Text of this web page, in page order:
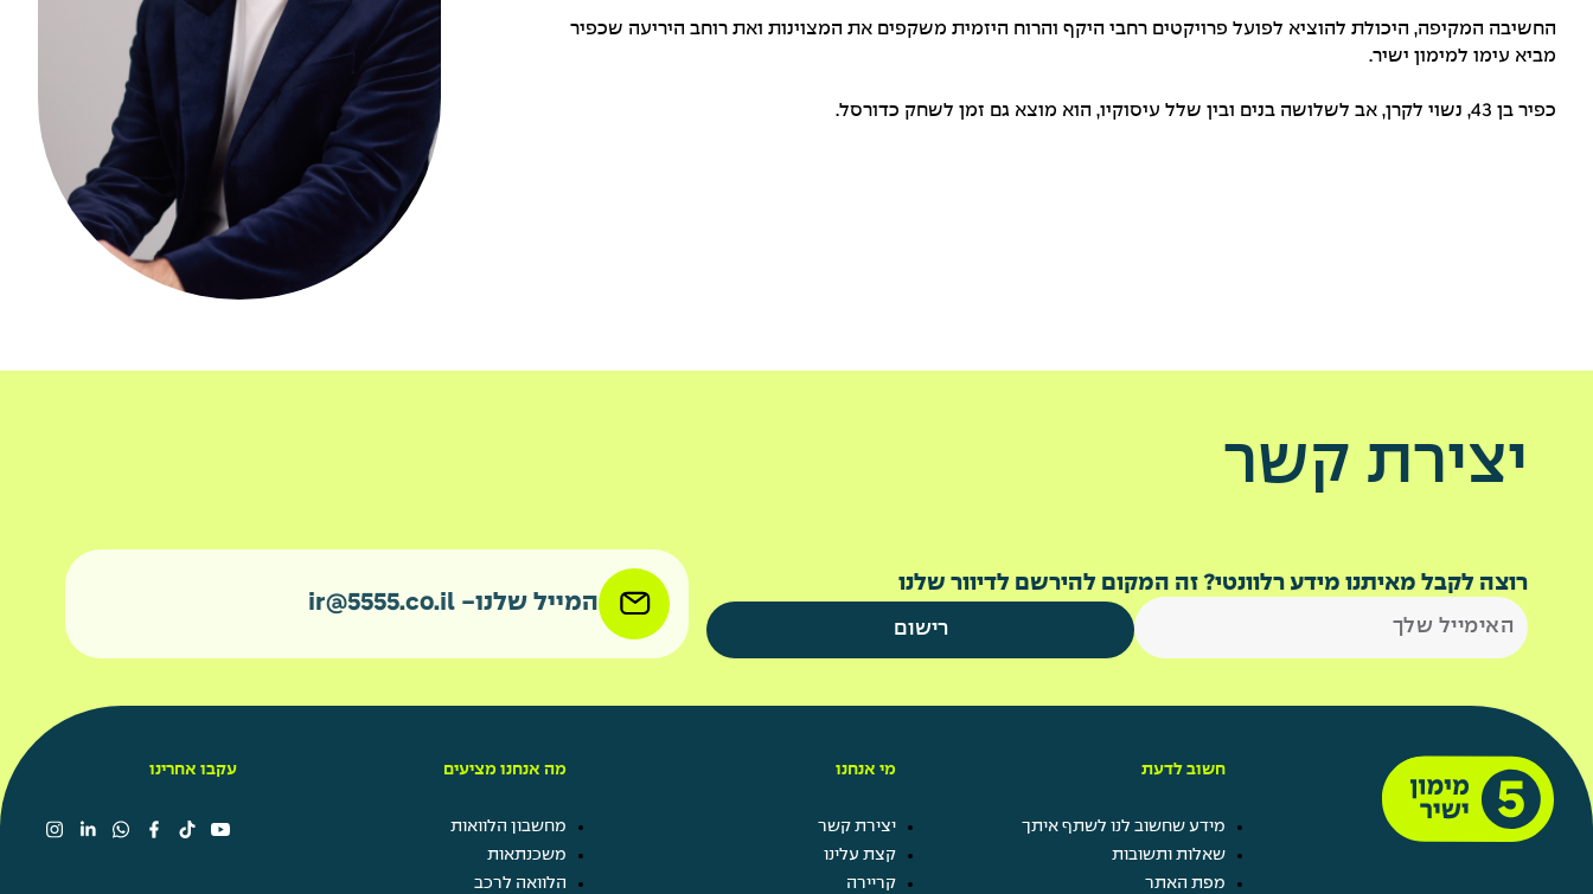
החשיבה המקיפה, היכולת להוציא לפועל פרויקטים רחבי היקף והרוח היזמית משקפים את המצוינות ואת רוחב היריעה שכפיר
מביא עימו למימון ישיר.
כפיר בן 43, נשוי לקרן, אב לשלושה בנים ובין שלל עיסוקיו, הוא מוצא גם זמן לשחק כדורסל.
יצירת קשר
רוצה לקבל מאיתנו מידע רלוונטי? זה המקום להירשם לדיוור שלנו
רישום
המייל שלנו- ir@5555.co.il
חשוב לדעת
מידע שחשוב לנו לשתף איתך
שאלות ותשובות
מפת האתר
מי אנחנו
יצירת קשר
קצת עלינו
קריירה
מה אנחנו מציעים
מחשבון הלוואות
משכנתאות
הלוואה לרכב
עקבו אחרינו